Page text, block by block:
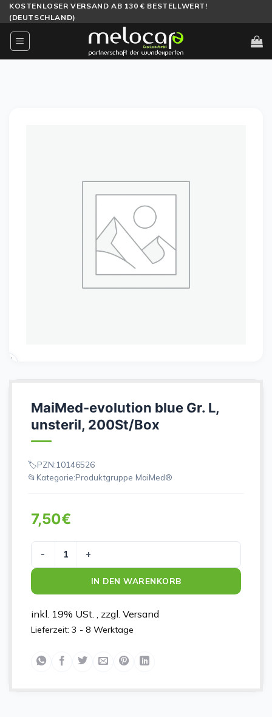
Zum
Inhalt
springen
KOSTENLOSER VERSAND AB 130 € BESTELLWERT!
(DEUTSCHLAND)
MaiMed-evolution blue Gr. L,
unsteril, 200St/Box
PZN:10146526
Kategorie:Produktgruppe MaiMed®
7,50€
MaiMed-evolution blue Gr. L, unsteril, 200St/Box Menge
IN DEN WARENKORB
inkl. 19% USt. , zzgl. Versand
Lieferzeit: 3 - 8 Werktage